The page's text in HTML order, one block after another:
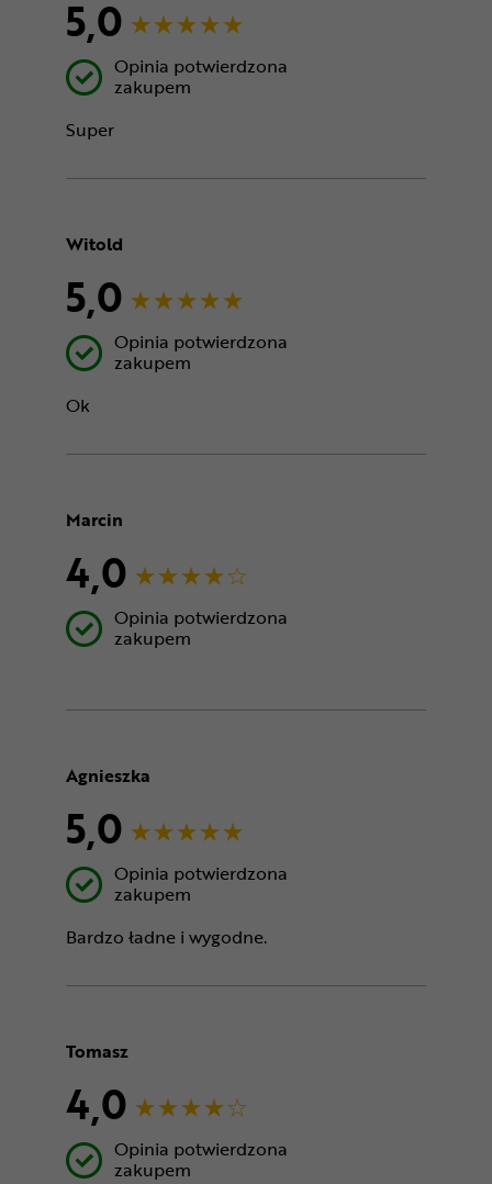
5,0
Opinia potwierdzona
zakupem
Super
Witold
5,0
Opinia potwierdzona
zakupem
Ok
Marcin
4,0
Opinia potwierdzona
zakupem
Agnieszka
5,0
Opinia potwierdzona
zakupem
Bardzo ładne i wygodne.
Tomasz
4,0
Opinia potwierdzona
zakupem